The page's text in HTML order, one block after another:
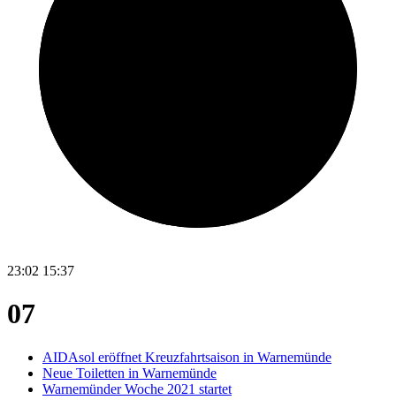
23:02 15:37
07
AIDAsol eröffnet Kreuzfahrtsaison in Warnemünde
Neue Toiletten in Warnemünde
Warnemünder Woche 2021 startet